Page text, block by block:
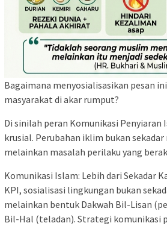
Bagaimana menyosialisasikan pesan
masyarakat di akar rumput?
Di sinilah peran Komunikasi Penyiaran
krusial. Perubahan iklim bukan sekadar
melainkan masalah perilaku yang
Komunikasi Islam: Lebih dari Sekadar
KPI, sosialisasi lingkungan bukan
melainkan bentuk Dakwah Bil-Lisan
Bil-Hal (teladan). Strategi komunikasi